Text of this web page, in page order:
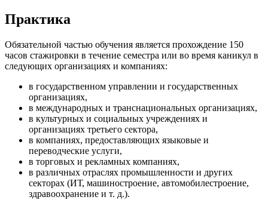
Практика
Обязательной частью обучения является прохождение 150
часов стажировки в течение семестра или во время каникул в
следующих организациях и компаниях:
в государственном управлении и государственных
организациях,
в международных и транснациональных организациях,
в культурных и социальных учреждениях и
организациях третьего сектора,
в компаниях, предоставляющих языковые и
переводческие услуги,
в торговых и рекламных компаниях,
в различных отраслях промышленности и других
секторах (ИТ, машиностроение, автомобилестроение,
здравоохранение и т. д.).